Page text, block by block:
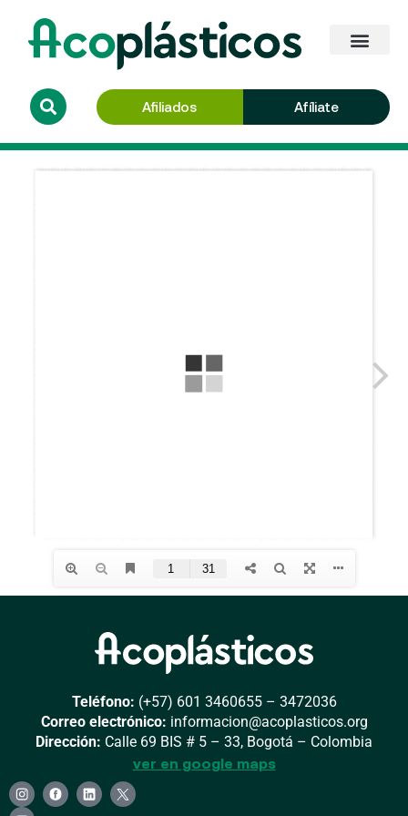
Afiliados Afíliate
Teléfono: (+57) 601 3460655 – 3472036
Correo electrónico: informacion@acoplasticos.org
Dirección: Calle 69 BIS # 5 – 33, Bogotá – Colombia
ver en google maps